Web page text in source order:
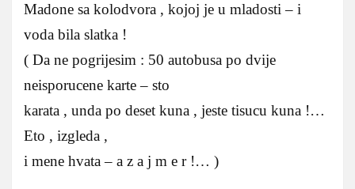
Madone sa kolodvora , kojoj je u mladosti – i
voda bila slatka !
( Da ne pogrijesim : 50 autobusa po dvije
neisporucene karte – sto
karata , unda po deset kuna , jeste tisucu kuna !…
Eto , izgleda ,
i mene hvata – a z a j m e r !… )